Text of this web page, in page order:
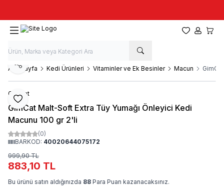
Favorilerim
Hesabım
Ana Sayfa Kedi Ürünleri Vitaminler ve Ek Besinler Macun
Favoriye Ekle
Paylaş
GimCat
GimCat Malt-Soft Extra Tüy Yumağı Önleyici Kedi
Macunu 100 gr 2'li
(0)
BARKOD: 40020644075172
999,90TL
883,10 TL
Bu ürünü satın aldığınızda 88 Para Puan kazanacaksınız.